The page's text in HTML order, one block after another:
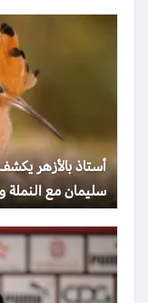
أستاذ بالأزهر
سليمان مع النملة